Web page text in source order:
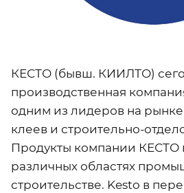
КЕСТО (бывш. КИИЛТО)
производственная
одним из лидеров на
клеев и строительно-
Продукты компании КЕСТО
различных областях
строительстве. Kesto в